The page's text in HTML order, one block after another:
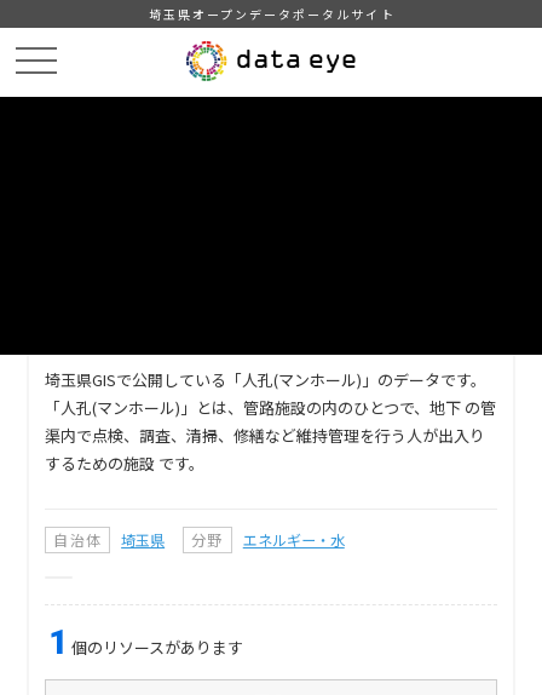
埼玉県オープンデータポータルサイト
埼玉県GISで公開している「人孔(マンホール)」のデータです。
「人孔(マンホール)」とは、管路施設の内のひとつで、地下 の管
渠内で点検、調査、清掃、修繕など維持管理を行う人が出入り
するための施設 です。
自治体 埼玉県 分野 エネルギー・水
1 個のリソースがあります